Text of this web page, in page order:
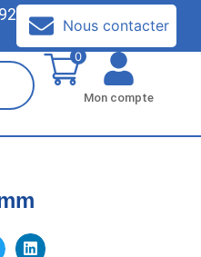
Nous contacter
0
Mon compte